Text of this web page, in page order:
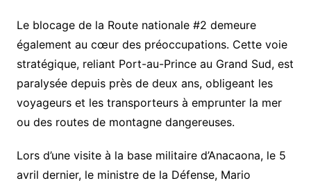
Le blocage de la Route nationale #2 demeure
également au cœur des préoccupations. Cette voie
stratégique, reliant Port-au-Prince au Grand Sud, est
paralysée depuis près de deux ans, obligeant les
voyageurs et les transporteurs à emprunter la mer
ou des routes de montagne dangereuses.
Lors d’une visite à la base militaire d’Anacaona, le 5
avril dernier, le ministre de la Défense, Mario